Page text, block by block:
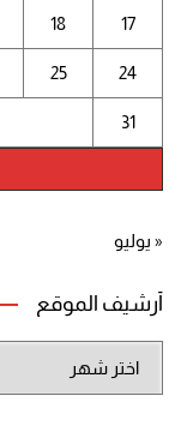
17
18
24
25
31
« يوليو
أرشيف الموقع
الموقع